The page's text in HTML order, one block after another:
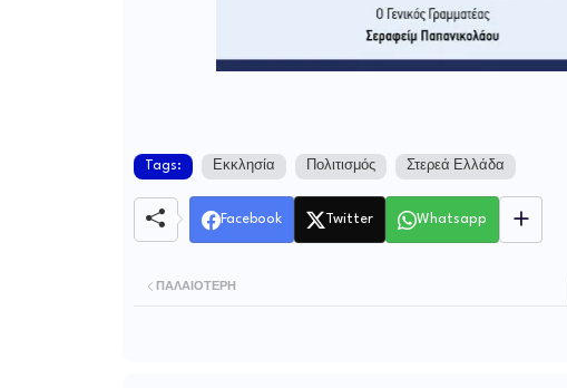
Tags: Εκκλησία Πολιτισμός Στερεά Ελλάδα
Facebook Twitter Whatsapp
ΠΑΛΑΙΌΤΕΡΗ